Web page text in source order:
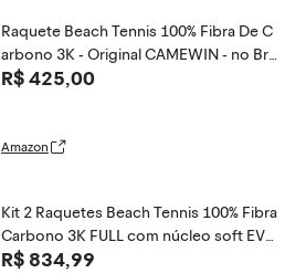
Raquete Beach Tennis 100% Fibra De C
arbono 3K - Original CAMEWIN - no Bra
sil - com Nota Fiscal ((POWERSURF BLU
R$ 425,00
Amazon
Kit 2 Raquetes Beach Tennis 100% Fibra
Carbono 3K FULL com núcleo soft EVA
- Camewin - Nota Fiscal - Original produ
R$ 834,99